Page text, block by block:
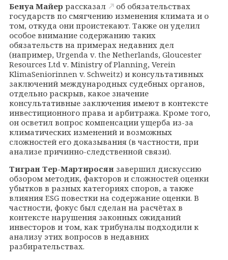
Бенуа Майер рассказал
об обязательствах
государств по смягчению изменения климата и о
том, откуда они проистекают. Также он уделил
особое внимание содержанию таких
обязательств на примерах недавних дел
(например, Urgenda v. the Netherlands, Gloucester
Resources Ltd v. Ministry of Planning, Verein
KlimaSeniorinnen v. Schweitz) и консультативных
заключений международных судебных органов,
отдельно раскрыв, какое значение
консультативные заключения имеют в контексте
инвестиционного права и арбитража. Кроме того,
он осветил вопрос компенсации ущерба из-за
климатических изменений и возможных
сложностей его доказывания (в частности, при
анализе причинно-следственной связи).
Тигран Тер-Мартиросян завершил дискуссию
обзором методик, факторов и сложностей оценки
убытков в разных категориях споров, а также
влияния ESG повестки на содержание оценки. В
частности, фокус был сделан на расчётах в
контексте нарушения законных ожиданий
инвесторов и том, как трибуналы подходили к
анализу этих вопросов в недавних
разбирательствах.